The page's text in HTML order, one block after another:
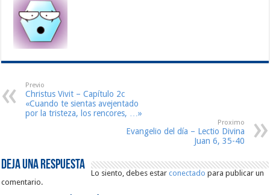
Previo
Christus Vivit – Capítulo 2c
«Cuando te sientas avejentado
por la tristeza, los rencores, …»
Proximo
Evangelio del día – Lectio Divina
Juan 6, 35-40
Deja una respuesta
Lo siento, debes estarconectado para publicar un
comentario.